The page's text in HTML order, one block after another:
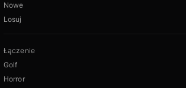
Nowe
Losuj
Łączenie
Golf
Horror